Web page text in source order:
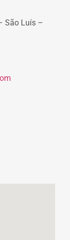
São Luís –